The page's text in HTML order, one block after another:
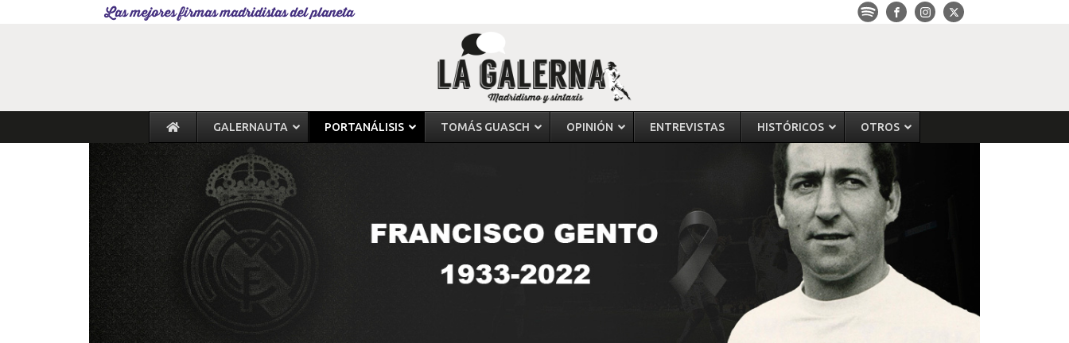
Las mejores firmas madridistas del planeta
GALERNAUTA PORTANÁLISIS TOMÁS GUASCH OPINIÓN ENTREVISTAS HISTÓRICOS OTROS